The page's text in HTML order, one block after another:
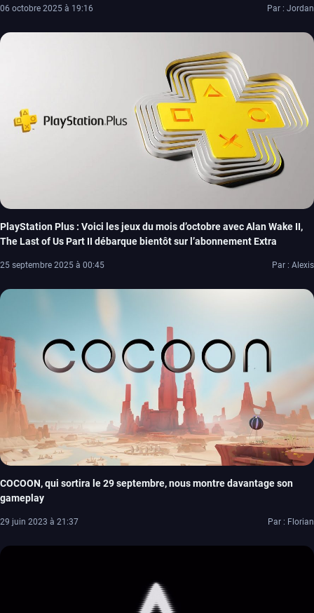
06 octobre 2025 à 19:16 Par : Jordan
PlayStation Plus : Voici les jeux du mois d’octobre avec Alan Wake II,
The Last of Us Part II débarque bientôt sur l’abonnement Extra
25 septembre 2025 à 00:45 Par : Alexis
COCOON, qui sortira le 29 septembre, nous montre davantage son
gameplay
29 juin 2023 à 21:37 Par : Florian